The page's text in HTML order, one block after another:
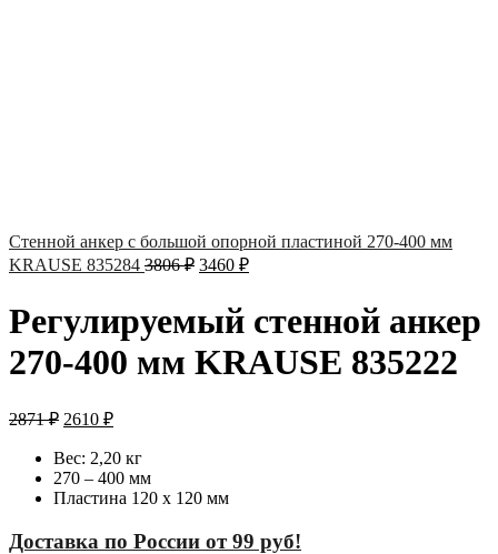
Стенной анкер с большой опорной пластиной 270-400 мм
KRAUSE 835284 3806₽ 3460 ₽
Регулируемый стенной анкер
270-400 мм KRAUSE 835222
2871₽ 2610 ₽
Вес: 2,20 кг
270 – 400 мм
Пластина 120 х 120 мм
Доставка по России от 99 руб!